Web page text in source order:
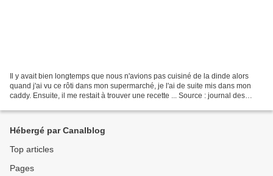
Il y avait bien longtemps que nous n'avions pas cuisiné de la dinde alors
quand j'ai vu ce rôti dans mon supermarché, je l'ai de suite mis dans mon
caddy. Ensuite, il me restait à trouver une recette ... Source : journal des
Hébergé par Canalblog
Top articles
Pages